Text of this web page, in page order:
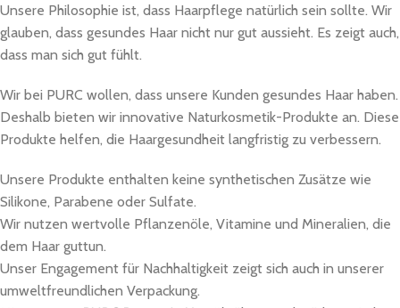
Unsere Philosophie ist, dass Haarpflege natürlich sein sollte. Wir
glauben, dass gesundes Haar nicht nur gut aussieht. Es zeigt auch,
dass man sich gut fühlt.
Wir bei PURC wollen, dass unsere Kunden gesundes Haar haben.
Deshalb bieten wir innovative Naturkosmetik-Produkte an. Diese
Produkte helfen, die Haargesundheit langfristig zu verbessern.
Unsere Produkte enthalten keine synthetischen Zusätze wie
Silikone, Parabene oder Sulfate.
Wir nutzen wertvolle Pflanzenöle, Vitamine und Mineralien, die
dem Haar guttun.
Unser Engagement für Nachhaltigkeit zeigt sich auch in unserer
umweltfreundlichen Verpackung.